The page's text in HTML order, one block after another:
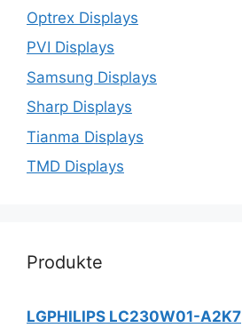
Optrex Displays
PVI Displays
Samsung Displays
Sharp Displays
Tianma Displays
TMD Displays
Produkte
LGPHILIPS LC230W01-A2K7